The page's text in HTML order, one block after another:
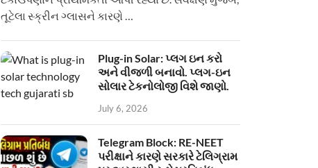
તૂટેલા સ્ક્રીન ગ્લાસને કારણે …
Plug-in Solar: પ્લગ ઇન કરો
અને વીજળી બનાવો. પ્લગ-ઇન
સોલાર ટેકનોલોજી વિશે જાણો.
July 6, 2026
Telegram Block: RE-NEET
પરીક્ષાને કારણે સરકારે ટેલિગ્રામ